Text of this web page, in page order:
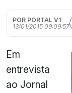
POR PORTAL V1
13/01/2015 09:09:57
Em
entrevista
ao Jornal